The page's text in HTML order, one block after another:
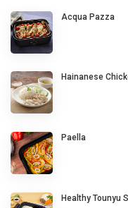
Acqua Pazza
Hainanese
Paella
Healthy Tounyu